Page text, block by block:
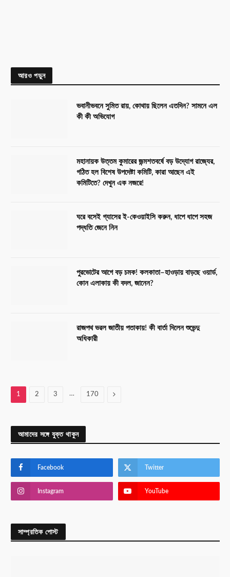
আরও পড়ুন
ভবানীভবনে সুমিত রায়, কোথায় ছিলেন এতদিন? সামনে এল
কী কী অভিযোগ
মহানায়ক উত্তম কুমারের জন্মশতবর্ষে বড় উদ্যোগ রাজ্যের,
গঠিত হল বিশেষ উপদেষ্টা কমিটি, কারা আছেন এই
কমিটিতে? দেখুন এক নজরে!
ঘরে বসেই গ্যাসের ই-কেওয়াইসি করুন, ধাপে ধাপে সহজ
পদ্ধতি জেনে নিন
পুরভোটের আগে বড় চমক! কলকাতা–হাওড়ায় বাড়ছে ওয়ার্ড,
কোন এলাকায় কী বদল, জানেন?
রাজপথ ভরল জাতীয় পতাকায়! কী বার্তা দিলেন শুভেন্দু
অধিকারী
1 2 3 … 170 Next
আমাদের সঙ্গে যুক্ত থাকুন
Facebook Twitter
Instagram YouTube
সাম্প্রতিক পোস্ট